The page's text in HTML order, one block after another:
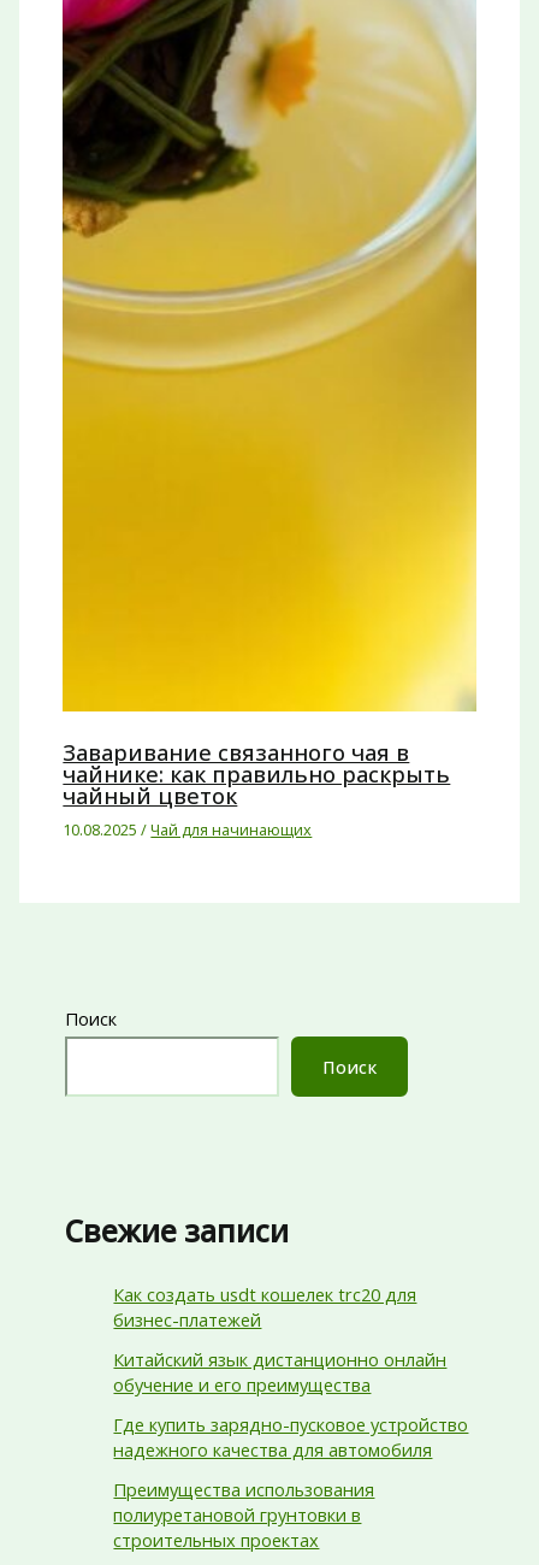
Заваривание связанного чая в
чайнике: как правильно раскрыть
чайный цветок
10.08.2025/Чай для начинающих
Поиск
Поиск
Свежие записи
Как создать usdt кошелек trc20 для
бизнес-платежей
Китайский язык дистанционно онлайн
обучение и его преимущества
Где купить зарядно-пусковое устройство
надежного качества для автомобиля
Преимущества использования
полиуретановой грунтовки в
строительных проектах